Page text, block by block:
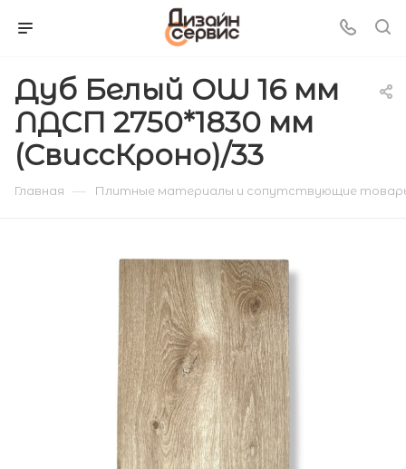
Дуб Белый OW 16 мм
ЛДСП 2750*1830 мм
(СвиссКроно)/33
Главная — Плитные материалы и сопутствующие